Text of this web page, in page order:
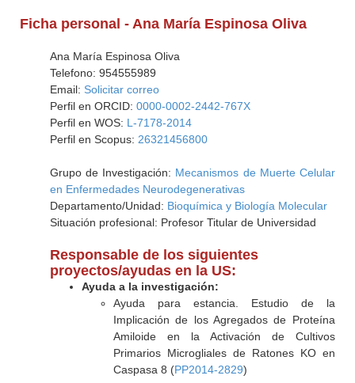
Ficha personal - Ana María Espinosa Oliva
Ana María Espinosa Oliva
Telefono: 954555989
Email: Solicitar correo
Perfil en ORCID: 0000-0002-2442-767X
Perfil en WOS: L-7178-2014
Perfil en Scopus: 26321456800
Grupo de Investigación: Mecanismos de Muerte Celular
en Enfermedades Neurodegenerativas
Departamento/Unidad: Bioquímica y Biología Molecular
Situación profesional: Profesor Titular de Universidad
Responsable de los siguientes
proyectos/ayudas en la US:
Ayuda a la investigación:
Ayuda para estancia. Estudio de la
Implicación de los Agregados de Proteína
Amiloide en la Activación de Cultivos
Primarios Microgliales de Ratones KO en
Caspasa 8 (PP2014-2829)